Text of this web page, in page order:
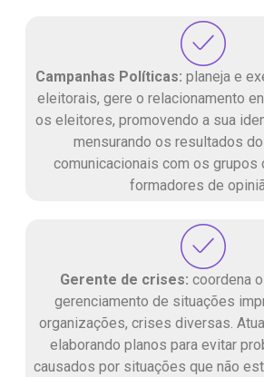
Campanhas Políticas: planeja e
eleitorais, gere o relacionamento
os eleitores, promovendo a sua
mensurando os resultados
comunicacionais com os grupos
formadores de
Gerente de crises: coordena
gerenciamento de situações
organizações, crises diversas.
elaborando planos para evitar
causados por situações que não